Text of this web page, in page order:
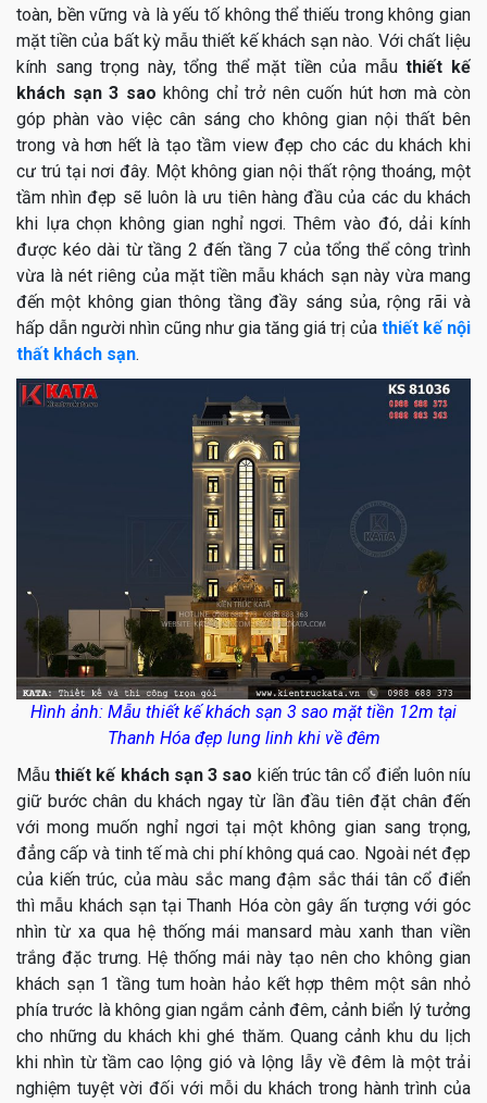
toàn, bền vững và là yếu tố không thể thiếu trong không gian
mặt tiền của bất kỳ mẫu thiết kế khách sạn nào. Với chất liệu
kính sang trọng này, tổng thể mặt tiền của mẫuthiết kế
khách sạn 3 sao không chỉ trở nên cuốn hút hơn mà còn
góp phàn vào việc cân sáng cho không gian nội thất bên
trong và hơn hết là tạo tầm view đẹp cho các du khách khi
cư trú tại nơi đây. Một không gian nội thất rộng thoáng, một
tầm nhìn đẹp sẽ luôn là ưu tiên hàng đầu của các du khách
khi lựa chọn không gian nghỉ ngơi. Thêm vào đó, dải kính
được kéo dài từ tầng 2 đến tầng 7 của tổng thể công trình
vừa là nét riêng của mặt tiền mẫu khách sạn này vừa mang
đến một không gian thông tầng đầy sáng sủa, rộng rãi và
hấp dẫn người nhìn cũng như gia tăng giá trị của thiết kế nội
thất khách sạn.
Hình ảnh: Mẫu thiết kế khách sạn 3 sao mặt tiền 12m tại
Thanh Hóa đẹp lung linh khi về đêm
Mẫuthiết kế khách sạn 3 sao kiến trúc tân cổ điển luôn níu
giữ bước chân du khách ngay từ lần đầu tiên đặt chân đến
với mong muốn nghỉ ngơi tại một không gian sang trọng,
đẳng cấp và tinh tế mà chi phí không quá cao. Ngoài nét đẹp
của kiến trúc, của màu sắc mang đậm sắc thái tân cổ điển
thì mẫu khách sạn tại Thanh Hóa còn gây ấn tượng với góc
nhìn từ xa qua hệ thống mái mansard màu xanh than viền
trắng đặc trưng. Hệ thống mái này tạo nên cho không gian
khách sạn 1 tầng tum hoàn hảo kết hợp thêm một sân nhỏ
phía trước là không gian ngắm cảnh đêm, cảnh biển lý tưởng
cho những du khách khi ghé thăm. Quang cảnh khu du lịch
khi nhìn từ tầm cao lộng gió và lộng lẫy về đêm là một trải
nghiệm tuyệt vời đối với mỗi du khách trong hành trình của